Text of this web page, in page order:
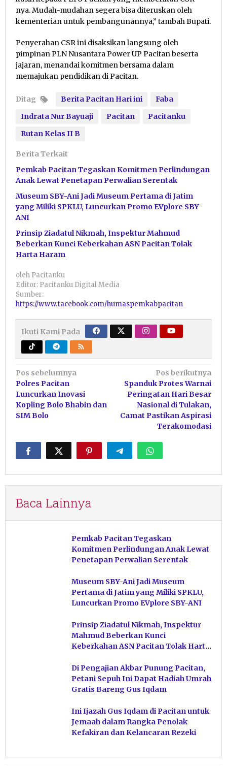
nya. Mudah-mudahan segera bisa diteruskan oleh
kementerian untuk pembangunannya,” tambah Bupati.
Penyerahan CSR ini disaksikan langsung oleh
pimpinan PLN Nusantara Power UP Pacitan beserta
jajaran, menandai komitmen bersama dalam
memajukan pendidikan di Pacitan.
Ditag Berita Pacitan Hari ini
Faba
Indrata Nur Bayuaji
Pacitan
Pacitanku
Rutan Kelas II B
Berita Terkait
Pemkab Pacitan Tegaskan Komitmen Perlindungan
Anak Lewat Penetapan Perwalian Serentak
Museum SBY-Ani Jadi Museum Pertama di Jatim
yang Miliki SPKLU, Luncurkan Promo EVplore SBY-
ANI
Prinsip Ziadatul Nikmah, Inspektur Mahmud
Beberkan Kunci Keberkahan ASN Pacitan Tolak
Harta Haram
oleh Pacitanku
Editor: Pacitanku Digital Media
Sumber:
https://www.facebook.com/humaspemkabpacitan
Ikuti Kami Pada
Navigasi
pos
Pos sebelumnya
Polres Pacitan
Luncurkan Inovasi
Kopling Bolo Bhabin dan
SIM Bolo
Pos berikutnya
Spanduk Protes Warnai
Peringatan Hari Besar
Nasional di Tulakan,
Camat Pastikan Aspirasi
Terakomodasi
Baca Lainnya
Pemkab Pacitan Tegaskan
Komitmen Perlindungan Anak Lewat
Penetapan Perwalian Serentak
Museum SBY-Ani Jadi Museum
Pertama di Jatim yang Miliki SPKLU,
Luncurkan Promo EVplore SBY-ANI
Prinsip Ziadatul Nikmah, Inspektur
Mahmud Beberkan Kunci
Keberkahan ASN Pacitan Tolak Harta
Di Pengajian Akbar Punung Pacitan,
Petani Sepuh Ini Dapat Hadiah Umrah
Gratis Bareng Gus Iqdam
Ini Ijazah Gus Iqdam di Pacitan untuk
Jemaah dalam Rangka Penolak
Kefakiran dan Kelancaran Rezeki